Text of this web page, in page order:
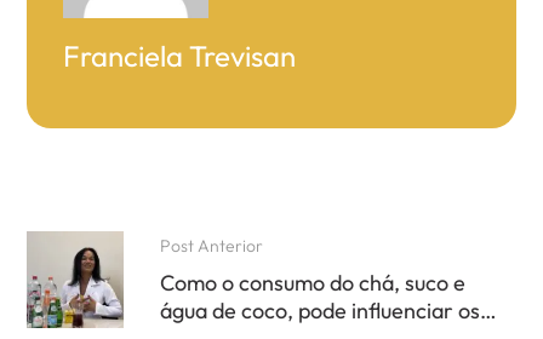
Franciela Trevisan
Post Anterior
Como o consumo do chá, suco e
água de coco, pode influenciar os